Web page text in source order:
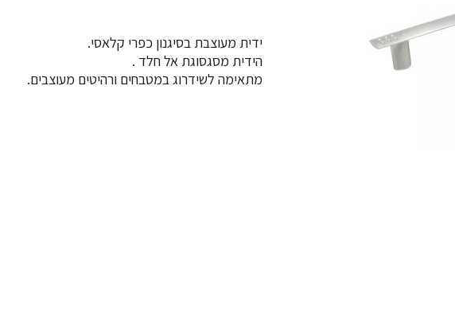
ידית מעוצבת בסיגנון כפרי קלאסי.
הידית מסגסוגת אל חלד .
מתאימה לשידרוג במטבחים ורהיטים מעוצבים.